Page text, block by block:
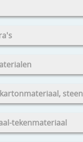
steen
tekenmateriaal